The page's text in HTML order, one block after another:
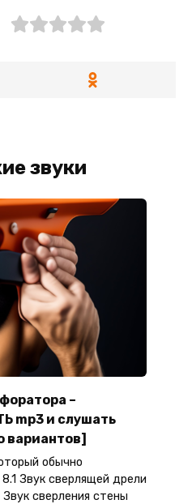
звуки
–
mp3 и слушать
вариантов]
обычно
Звук сверлящей дрели
сверления стены